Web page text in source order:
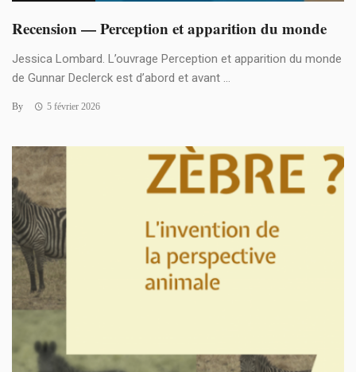
Recension — Perception et apparition du monde
Jessica Lombard. L’ouvrage Perception et apparition du monde
de Gunnar Declerck est d’abord et avant ...
By 5 février 2026